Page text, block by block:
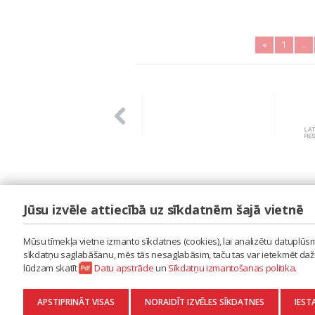
« 1 ..
LAIPA
ES RADU MŪZIKU
AKTUALITĀTES
KONTAKTI
SĪKDATŅU IZMANTOŠANAS POLITIKA
DATU APSTRĀDE
Jūsu izvēle attiecībā uz sīkdatnēm šajā vietnē
Mūsu tīmekļa vietne izmanto sīkdatnes (cookies), lai analizētu
sīkdatņu saglabāšanu, mēs tās nesaglabāsim, taču tas var ietekmēt
lūdzam skatīt
Datu apstrādeun Sīkdatņu izmantošanas politika.
APSTIPRINĀT VISAS NORAIDĪT IZVĒLES SĪKDATNES